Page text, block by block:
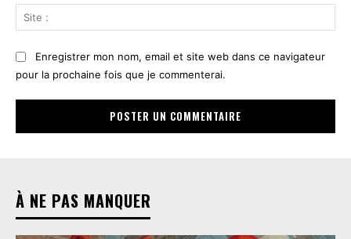
:
Enregistrer mon nom, email et site web dans ce navigateur
pour la prochaine fois que je commenterai.
À NE PAS MANQUER